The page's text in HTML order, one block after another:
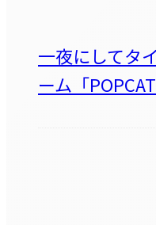
一夜にしてタ
ーム「POPCAT